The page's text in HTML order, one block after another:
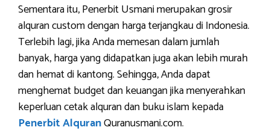
Sementara itu, Penerbit Usmani merupakan grosir
alquran custom dengan harga terjangkau di Indonesia.
Terlebih lagi, jika Anda memesan dalam jumlah
banyak, harga yang didapatkan juga akan lebih murah
dan hemat di kantong. Sehingga, Anda dapat
menghemat budget dan keuangan jika menyerahkan
keperluan cetak alquran dan buku islam kepada
Penerbit AlquranQuranusmani.com.